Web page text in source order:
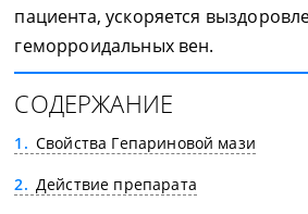
пациента, ускоряется
геморроидальных вен.
СОДЕРЖАНИЕ
1
Свойства Гепариновой мази
2
Действие препарата